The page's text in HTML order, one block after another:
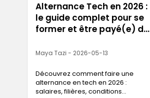
Alternance Tech en 2026 :
le guide complet pour se
former et être payé(e) dès
Maya Tazi - 2026-05-13
Découvrez comment faire une
alternance en tech en 2026 :
salaires, filières, conditions